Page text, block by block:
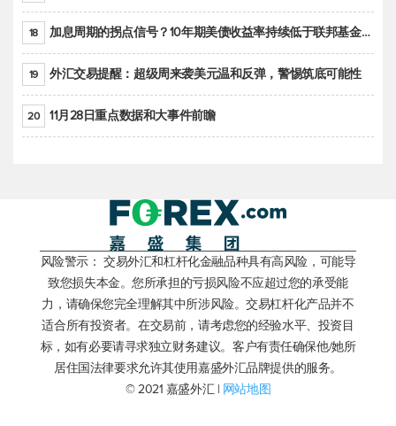
18 加息周期的拐点信号？10年期美债收益率持续低于联邦基金利率目标区间
19 外汇交易提醒：超级周来袭美元温和反弹，警惕筑底可能性
20 11月28日重点数据和大事件前瞻
风险警示： 交易外汇和杠杆化金融品种具有高风险，可能导
致您损失本金。您所承担的亏损风险不应超过您的承受能
力，请确保您完全理解其中所涉风险。交易杠杆化产品并不
适合所有投资者。在交易前，请考虑您的经验水平、投资目
标，如有必要请寻求独立财务建议。客户有责任确保他/她所
居住国法律要求允许其使用嘉盛外汇品牌提供的服务。
© 2021 嘉盛外汇 | 网站地图